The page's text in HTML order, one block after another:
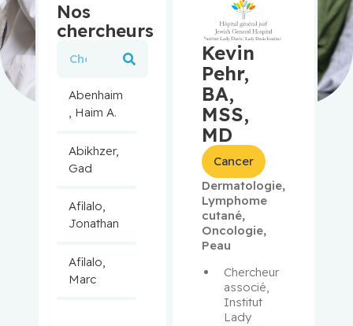
Nos
chercheurs
Abenhaim
, Haim A.
Abikhzer,
Gad
Afilalo,
Jonathan
Afilalo,
Marc
Kevin
Pehr,
BA,
MSS,
MD
Cancer
Dermatologie,
Lymphome
cutané,
Oncologie,
Peau
Chercheur
associé,
Institut
Lady